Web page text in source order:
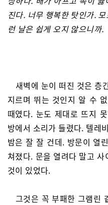
진다. 너무 행복한 탓인가.
런 날은 쉽게 오지 않으니까.
새벽에 눈이 떠진 것은 층
지르며 뛰는 것인지 알 수
때였다. 눈도 제대로 뜨지
방에서 소리가 들렸다. 텔레
밤은 잘 잘 건데. 방문이 열
쳐졌다. 문을 열려다 말고
것이 있었다.
그것은 꼭 부패한 그램린